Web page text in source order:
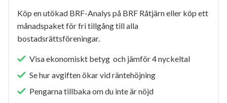
Köp en utökad BRF-Analys på BRF Råtjärn eller köp ett
månadspaket för fri tillgång till alla
bostadsrättsföreningar.
Visa ekonomiskt betyg och jämför 4 nyckeltal
Se hur avgiften ökar vid räntehöjning
Pengarna tillbaka om du inte är nöjd